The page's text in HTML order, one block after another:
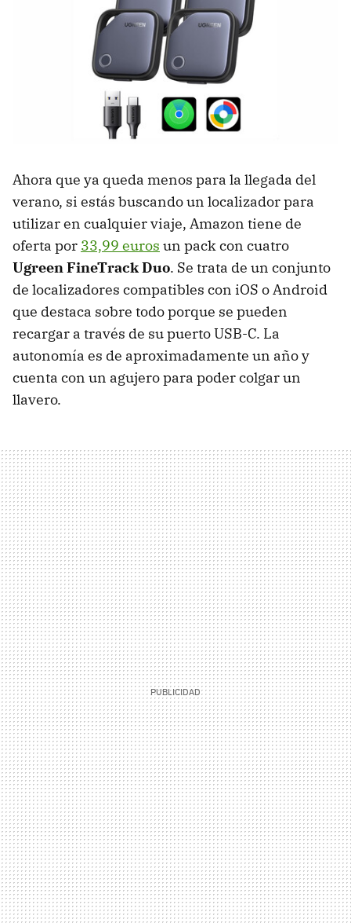
Ahora que ya queda menos para la llegada del
verano, si estás buscando un localizador para
utilizar en cualquier viaje, Amazon tiene de
oferta por 33,99 euros un pack con cuatro
Ugreen FineTrack Duo. Se trata de un conjunto
de localizadores compatibles con iOS o Android
que destaca sobre todo porque se pueden
recargar a través de su puerto USB-C. La
autonomía es de aproximadamente un año y
cuenta con un agujero para poder colgar un
llavero.